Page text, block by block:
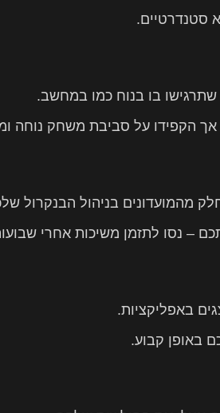
סטנדרטיים.
בו בנוח כמו במחשב.
הקפידו על סביבת משחק נוחה
מהמועדונים בניהול הבנקרול
– נסו לתזמן משיכות אחרי
באפליקציות.
באופן קבוע.